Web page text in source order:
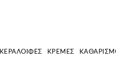
ΚΕΡΑΛΟΙΦΈΣ ΚΡΈΜΕΣ